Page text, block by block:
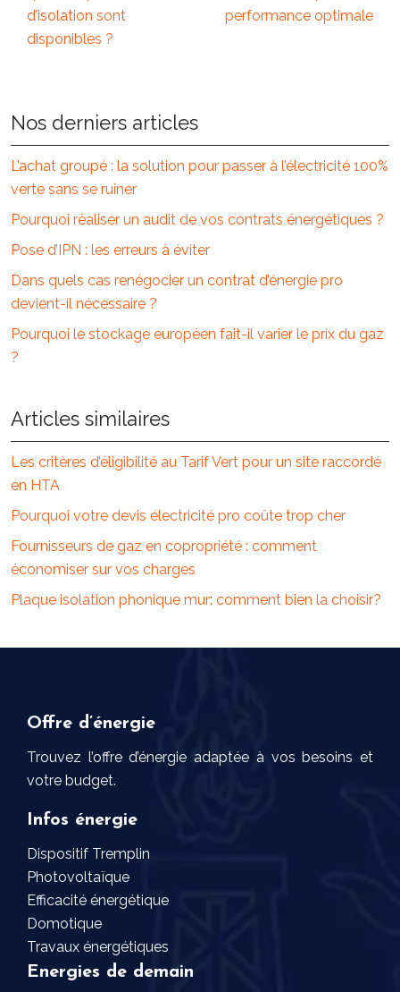
d’isolation sont
disponibles ?
performance optimale
Nos derniers articles
L’achat groupé : la solution pour passer à l’électricité 100%
verte sans se ruiner
Pourquoi réaliser un audit de vos contrats énergétiques ?
Pose d’IPN : les erreurs à éviter
Dans quels cas renégocier un contrat d’énergie pro
devient-il nécessaire ?
Pourquoi le stockage européen fait-il varier le prix du gaz
?
Articles similaires
Les critères d’éligibilité au Tarif Vert pour un site raccordé
en HTA
Pourquoi votre devis électricité pro coûte trop cher
Fournisseurs de gaz en copropriété : comment
économiser sur vos charges
Plaque isolation phonique mur: comment bien la choisir?
Offre d’énergie
Trouvez l’offre d’énergie adaptée à vos besoins et
votre budget.
Infos énergie
Dispositif Tremplin
Photovoltaïque
Efficacité énergétique
Domotique
Travaux énergétiques
Energies de demain